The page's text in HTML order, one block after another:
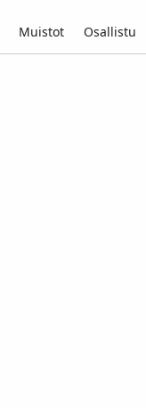
Muistot Osallistu